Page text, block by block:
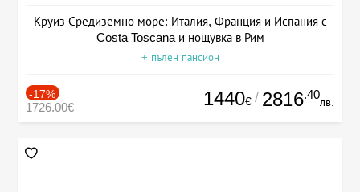
Круиз Средиземно море: Италия, Франция и Испания с
Costa Toscana и нощувка в Рим
+ пълен пансион
-17%
1726.00€ 1440€ / 2816.40
лв.